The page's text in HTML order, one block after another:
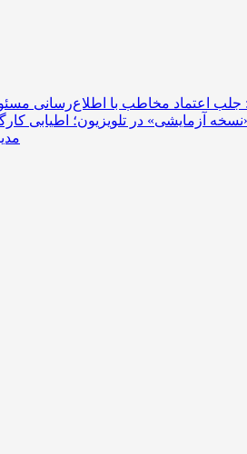
جلب اعتماد مخاطب با اطلاع‌رسانی
آزمایشی» در تلویزیون؛ اطیابی